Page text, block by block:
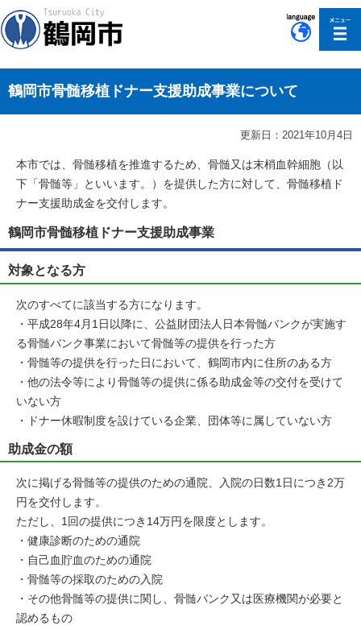
鶴岡市骨髄移植ドナー支援助成事業について
更新日：2021年10月4日
本市では、骨髄移植を推進するため、骨髄又は末梢血幹細胞（以
下「骨髄等」といいます。）を提供した方に対して、骨髄移植ド
ナー支援助成金を交付します。
鶴岡市骨髄移植ドナー支援助成事業
対象となる方
次のすべてに該当する方になります。
・平成28年4月1日以降に、公益財団法人日本骨髄バンクが実施す
る骨髄バンク事業において骨髄等の提供を行った方
・骨髄等の提供を行った日において、鶴岡市内に住所のある方
・他の法令等により骨髄等の提供に係る助成金等の交付を受けて
いない方
・ドナー休暇制度を設けている企業、団体等に属していない方
助成金の額
次に掲げる骨髄等の提供のための通院、入院の日数1日につき2万
円を交付します。
ただし、1回の提供につき14万円を限度とします。
・健康診断のための通院
・自己血貯血のための通院
・骨髄等の採取のための入院
・その他骨髄等の提供に関し、骨髄バンク又は医療機関が必要と
認めるもの